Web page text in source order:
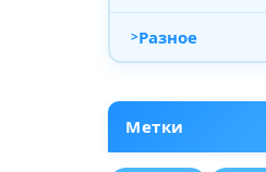
Разное
Метки